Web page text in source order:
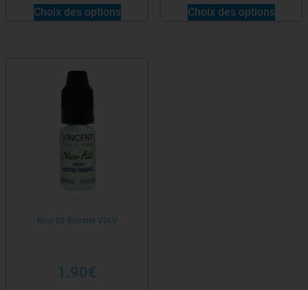
Choix des options Choix des options
Nico fill Booster VDLV
1.90€